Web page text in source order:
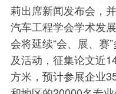
莉出席新闻发布会，
汽车工程学会学术发
会将延续“会、展、赛
及活动，征集论文近
方米，预计参展企业